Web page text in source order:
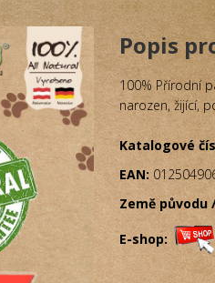
Popis
100% Přírodní
narozen, žijící,
Katalogové
EAN:
Země původu
E-shop: